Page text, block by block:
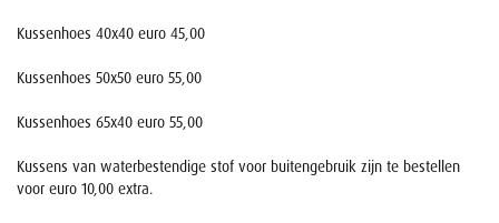
Kussenhoes 40x40 euro 45,00
Kussenhoes 50x50 euro 55,00
Kussenhoes 65x40 euro 55,00
Kussens van waterbestendige stof voor buitengebruik zijn te bestellen
voor euro 10,00 extra.